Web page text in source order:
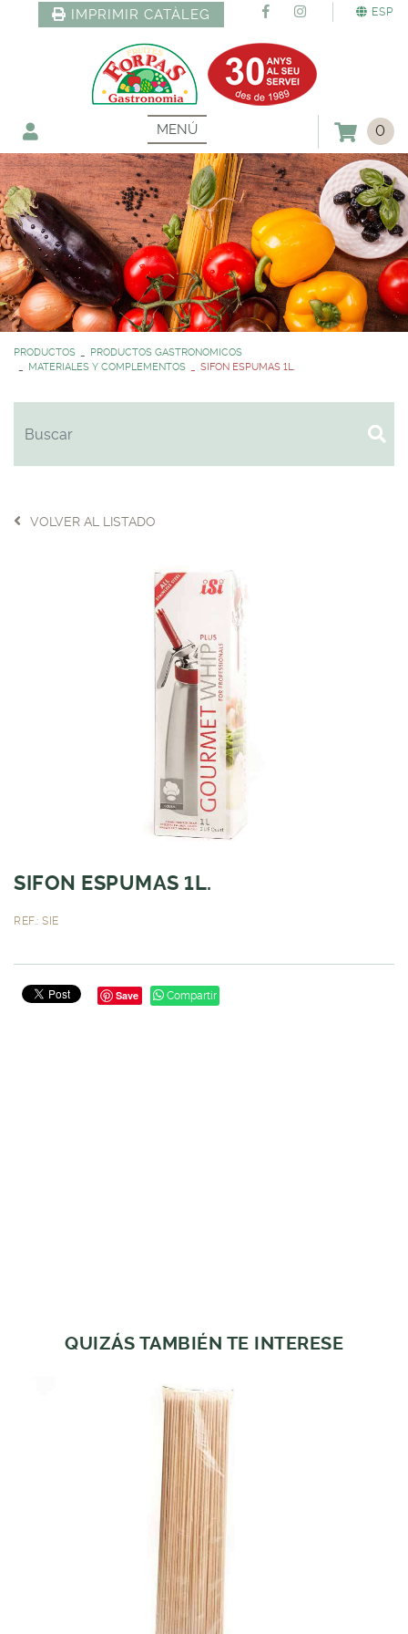
ESP
IMPRIMIR CATÀLEG
MENÚ 0
PRODUCTOS
PRODUCTOS GASTRONOMICOS
MATERIALES Y COMPLEMENTOS
SIFON ESPUMAS 1L.
VOLVER AL LISTADO
SIFON ESPUMAS 1L.
REF.: SIE
Save Compartir
QUIZÁS TAMBIÉN TE INTERESE